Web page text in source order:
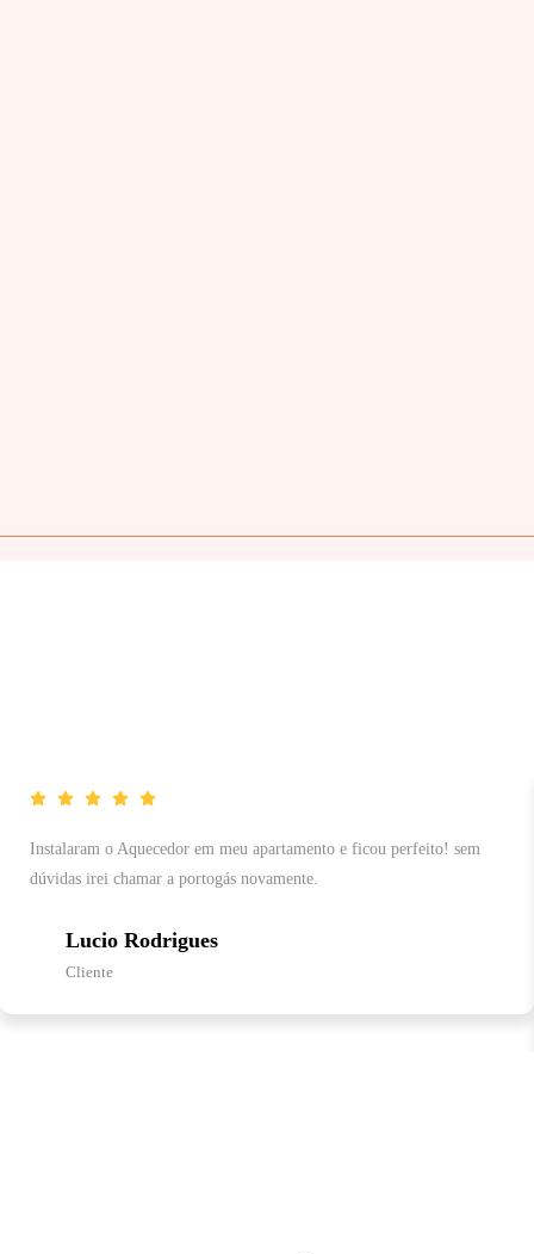
Instalaram o Aquecedor em meu apartamento e ficou perfeito! sem
dúvidas irei chamar a portogás novamente.
Lucio Rodrigues
Cliente